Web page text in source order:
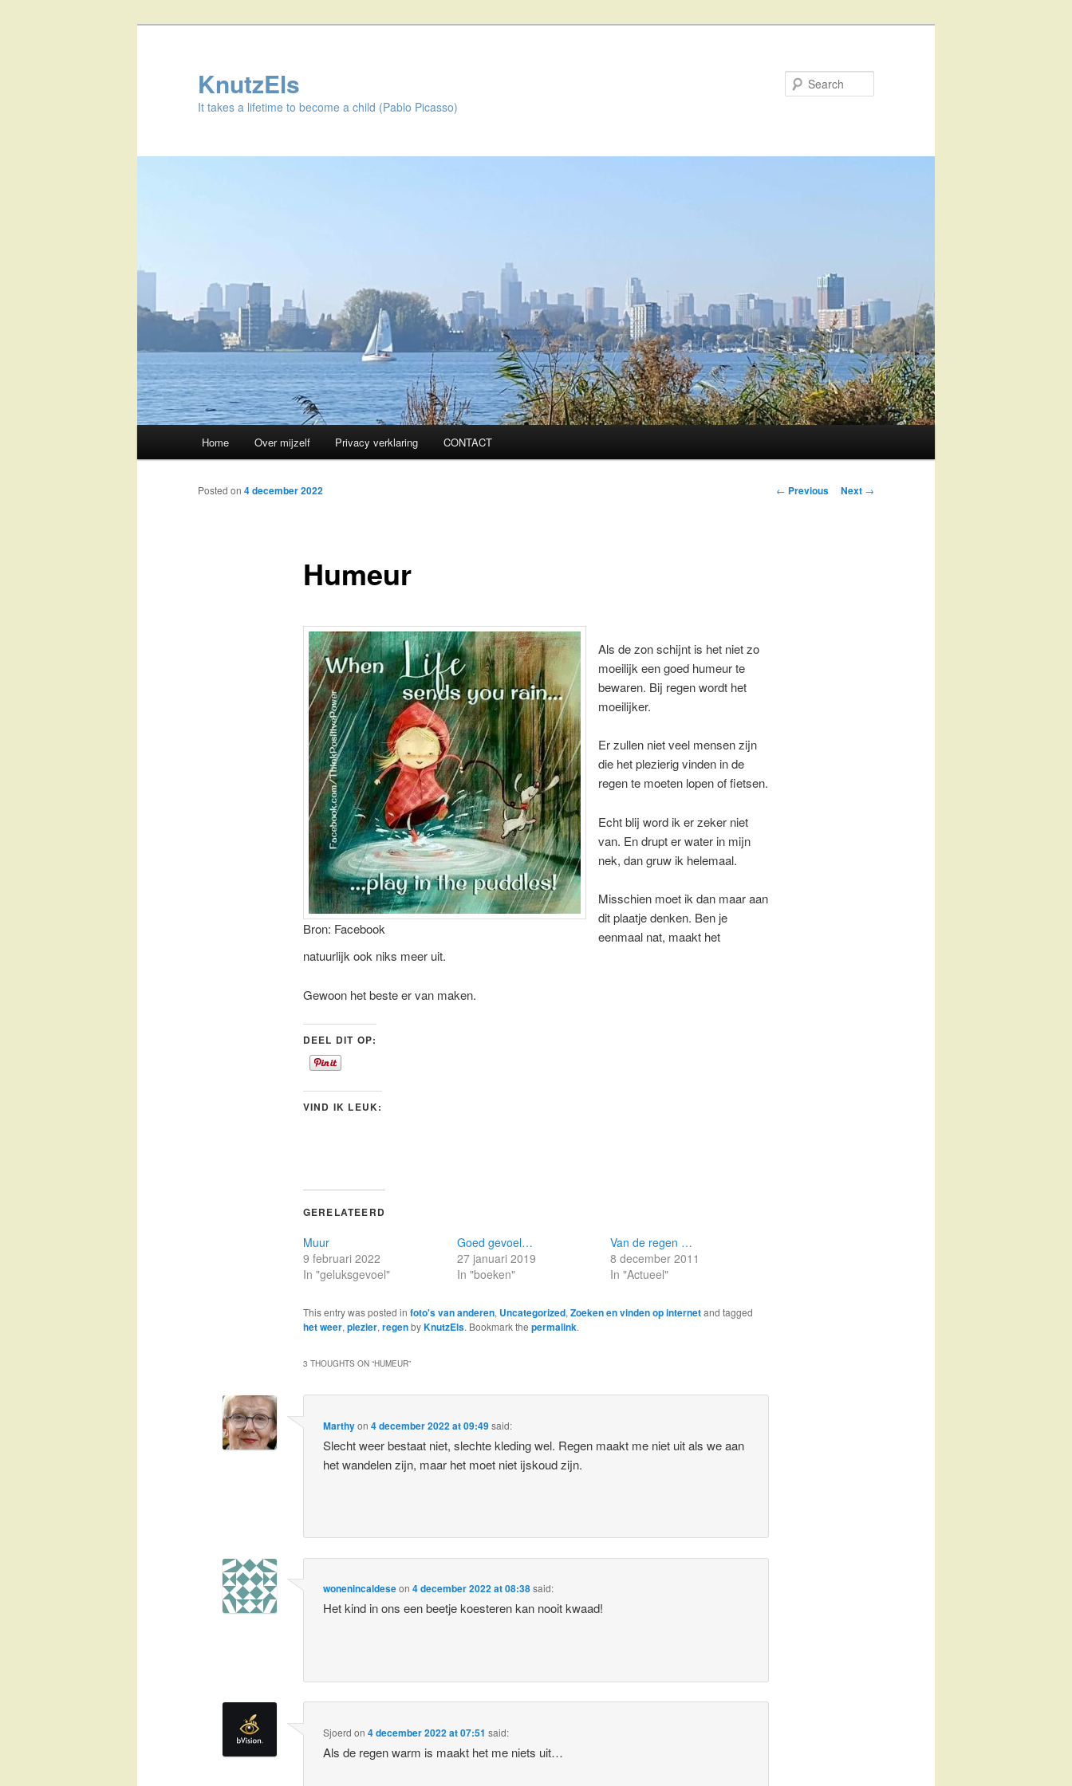
KnutzEls
It takes a lifetime to become a child (Pablo Picasso)
Skip
to
Home Over mijzelf Privacy verklaring CONTACT
Post
← Previous Next →
Humeur
Posted on 4 december 2022
Bron: Facebook
Als de zon schijnt is het niet zo
moeilijk een goed humeur te
bewaren. Bij regen wordt het
moeilijker.
Er zullen niet veel mensen zijn
die het plezierig vinden in de
regen te moeten lopen of fietsen.
Echt blij word ik er zeker niet
van. En drupt er water in mijn
nek, dan gruw ik helemaal.
Misschien moet ik dan maar aan
dit plaatje denken. Ben je
eenmaal nat, maakt het
natuurlijk ook niks meer uit.
Gewoon het beste er van maken.
DEEL DIT OP:
VIND IK LEUK:
GERELATEERD
Muur
9 februari 2022
In "geluksgevoel"
Goed gevoel…
27 januari 2019
In "boeken"
Van de regen …
8 december 2011
In "Actueel"
This entry was posted in foto's van anderen, Uncategorized, Zoeken en vinden op internetand tagged
het weer, plezier, regenbyKnutzEls. Bookmark the permalink.
3 THOUGHTS ON “HUMEUR”
Marthyon4 december 2022 at 09:49said:
Slecht weer bestaat niet, slechte kleding wel. Regen maakt me niet uit als we aan
het wandelen zijn, maar het moet niet ijskoud zijn.
wonenincaldeseon4 december 2022 at 08:38said:
Het kind in ons een beetje koesteren kan nooit kwaad!
Sjoerd on4 december 2022 at 07:51 said:
Als de regen warm is maakt het me niets uit…